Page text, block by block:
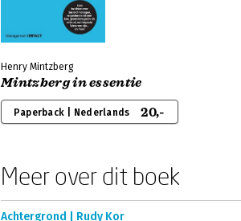
Henry Mintzberg
Mintzberg in essentie
Paperback | Nederlands 20,-
Meer over dit boek
Achtergrond | Rudy Kor